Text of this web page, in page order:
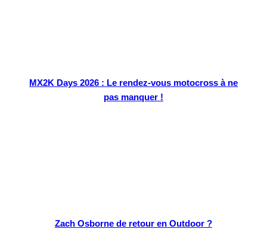
MX2K Days 2026 : Le rendez-vous motocross à ne
pas manquer !
Zach Osborne de retour en Outdoor ?